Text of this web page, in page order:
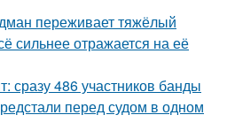
переживает тяжёлый
сильнее отражается на её
сразу 486 участников банды
перед судом в одном